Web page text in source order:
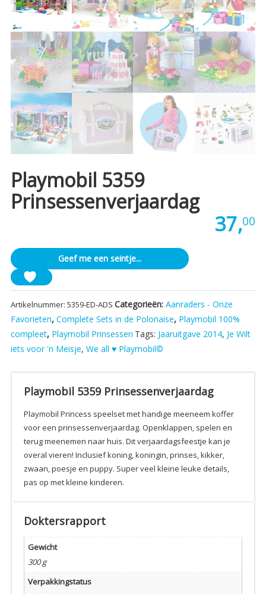
Playmobil 5359
Prinsessenverjaardag
37,00
Geef me een seintje...
Artikelnummer: 5359-ED-ADS Categorieën: Aanraders - Onze
Favorieten, Complete Sets in de Polonaise, Playmobil 100%
compleet, Playmobil Prinsessen Tags: Jaaruitgave 2014, Je Wilt
iets voor 'n Meisje, We all ♥ Playmobil©
Playmobil 5359 Prinsessenverjaardag
Playmobil Princess speelset met handige meeneem koffer
voor een prinsessenverjaardag. Openklappen, spelen en
terug meenemen naar huis. Dit verjaardagsfeestje kan je
overal vieren! Inclusief koning, koningin, prinses, kikker,
zwaan, poesje en puppy. Super veel kleine leuke details,
pas op met kleine kinderen.
Doktersrapport
Gewicht
300 g
Verpakkingstatus